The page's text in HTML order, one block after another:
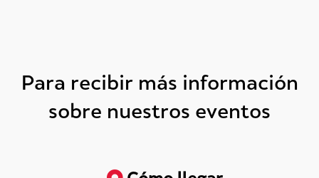
Para recibir más información
sobre nuestros eventos